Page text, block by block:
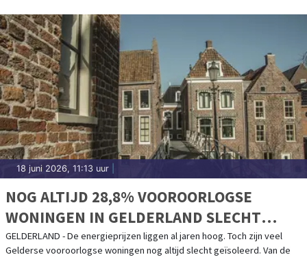
18 juni 2026, 11:13 uur
NOG ALTIJD 28,8% VOOROORLOGSE
WONINGEN IN GELDERLAND SLECHT
GEÏSOLEERD
GELDERLAND - De energieprijzen liggen al jaren hoog. Toch zijn veel
Gelderse vooroorlogse woningen nog altijd slecht geïsoleerd. Van de